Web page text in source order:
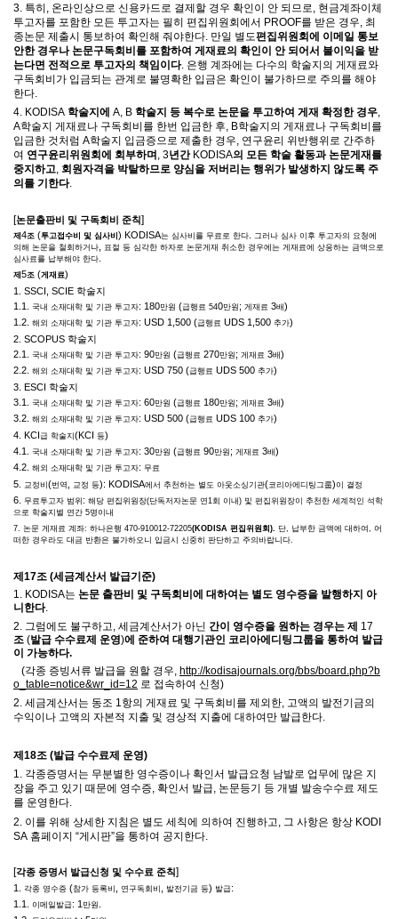
3. 특히 온라인상으로 신용카드로 결제할 경우 확인이 안 되므로
현금계좌이체
투고자를 포함한 모든 투고자는 필히 편집위원회에서 PROOF를 받은 경우 최
종논문 제출시 통보하여 확인해 줘야한다 만일 별도편집위원회에 이메일 통보
안한 경우나 논문구독회비를 포함하여 게재료의 확인이 안 되어서 불이익을 받
는다면 전적으로 투고자의 책임이다. 은행 계좌에는 다수의 학술지의 게재료와
구독회비가 입금되는 관계로 불명확한 입금은 확인이 불가하므로 주의를 해야
한다
4. KODISA 학술지에 A, B 학술지 등 복수로 논문을 투고하여 게재 확정한 경우,
A학술지 게재료나 구독회비를 한번 입금한 후, B학술지의 게재료나 구독회비를
입금한 것처럼 A학술지 입금증으로 제출한 경우, 연구윤리 위반행위로 간주하
여 연구윤리위원회에 회부하며 , 3년간 KODISA의 모든 학술 활동과 논문게재를
중지하고, 회원자격을 박탈하므로 양심을 저버리는 행위가 발생하지 않도록 주
의를 기한다.
[논문출판비 및 구독회비 준칙]
제 4조 (투고접수비 및 심사비 ) KODISA는 심사비를 무료로 한다 그러나 심사 이후 투고자의 요청에
의해 논문을 철회하거나
표절 등 심각한 하자로 논문게재 취소한 경우에는 게재료에 상응하는 금액으로
심사료를 납부해야 한다
제 5조 (게재료)
1. SSCI, SCIE 학술지
1.1. 국내 소재대학 및 기관 투고자: 180만원 (급행료 540만원 ; 게재료 3배)
1.2. 해외 소재대학 및 기관 투고자: USD 1,500 (급행료 UDS 1,500 추가)
2. SCOPUS 학술지
2.1. 국내 소재대학 및 기관 투고자: 90만원 (급행료 270만원 ; 게재료 3배)
2.2. 해외 소재대학 및 기관 투고자: USD 750 (급행료 UDS 500 추가)
3. ESCI 학술지
3.1. 국내 소재대학 및 기관 투고자: 60만원 (급행료 180만원 ; 게재료 3배)
3.2. 해외 소재대학 및 기관 투고자: USD 500 (급행료 UDS 100 추가)
4. KCI급 학술지(KCI 등)
4.1. 국내 소재대학 및 기관 투고자: 30만원 (급행료 90만원 ; 게재료 3배)
4.2. 해외 소재대학 및 기관 투고자: 무료
5. 교정비(번역 교정 등): KODISA에서 추천하는 별도 아웃소싱기관(코리아에디팅그룹) 이 결정
6. 무료투고자 범위 : 해당 편집위원장(단독저자논문 연1 회 이내) 및 편집위원장이 추천한 세계적인 석학
으로 학술지별 연간 5명이내
7. 논문 게재료 계좌: 하나은행 470-910012-72205(KODISA 편집위원회 ). 단, 납부한 금액에 대하여, 어
떠한 경우라도 대금 반환은 불가하오니 입금시 신중히 판단하고 주의바랍니다.
제 17조 (세금계산서 발급기준)
1. KODISA는 논문 출판비 및 구독회비에 대하여는 별도 영수증을 발행하지 아
니한다.
2.
그럼에도 불구하고 , 세금계산서가 아닌 간이 영수증을 원하는 경우는 제 17
조 (발급 수수료제 운영)에 준하여 대행기관인 코리아에디팅그룹을 통하여 발급
이 가능하다.
(각종 증빙서류 발급을 원할 경우, http://kodisajournals.org/bbs/board.php?b
o_table=notice&wr_id=12 로 접속하여 신청)
2. 세금계산서는 동조 1항의 게재료 및 구독회비를 제외한, 고액의 발전기금의
수익이나 고액의 자본적 지출 및 경상적 지출에 대하여만 발급한다.
제18조 (발급 수수료제 운영)
1. 각종증명서는 무분별한 영수증이나 확인서 발급요청 남발로 업무에 많은 지
장을 주고 있기 때문에 영수증, 확인서 발급, 논문등기 등 개별 발송수수료 제도
를 운영한다.
2. 이를 위해 상세한 지침은 별도 세칙에 의하여 진행하고 그 사항은 항상 KODI
SA 홈페이지 “게시판”을 통하여 공지한다
[각종 증명서 발급신청 및 수수료 준칙]
1. 각종 영수증 (참가 등록비 연구독회비 발전기금 등) 발급:
1.1.
이메일발급: 1 만원